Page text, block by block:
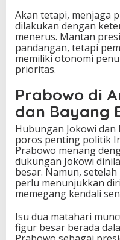
Akan tetapi, menjaga
dilakukan dengan
menerus. Mantan
pandangan, tetapi
memiliki otonomi
prioritas.
Prabowo di
dan Bayang
Hubungan Jokowi
poros penting politik
Prabowo menang
dukungan Jokowi
besar. Namun,
perlu menunjukkan
memegang kendali
Isu dua matahari
figur besar berada